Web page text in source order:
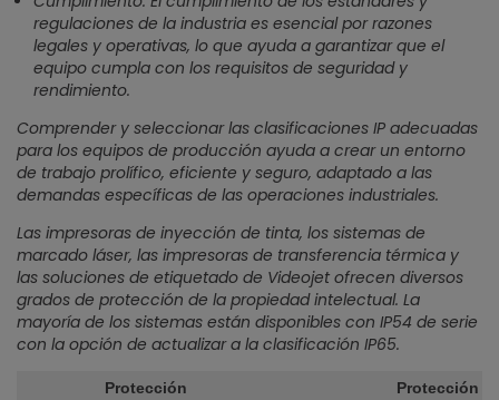
regulaciones de la industria es esencial por razones
legales y operativas, lo que ayuda a garantizar que el
equipo cumpla con los requisitos de seguridad y
rendimiento.
Comprender y seleccionar las clasificaciones IP adecuadas
para los equipos de producción ayuda a crear un entorno
de trabajo prolífico, eficiente y seguro, adaptado a las
demandas específicas de las operaciones industriales.
Las impresoras de inyección de tinta, los sistemas de
marcado láser, las impresoras de transferencia térmica y
las soluciones de etiquetado de Videojet ofrecen diversos
grados de protección de la propiedad intelectual. La
mayoría de los sistemas están disponibles con IP54 de serie
con la opción de actualizar a la clasificación IP65.
Protección
Protección